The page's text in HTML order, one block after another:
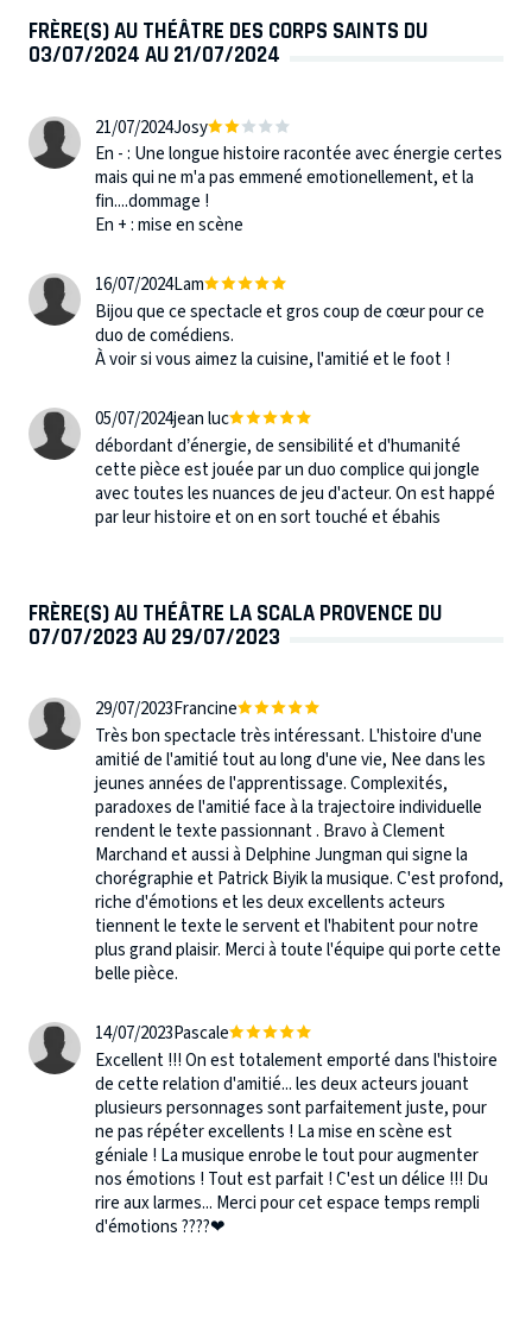
FRÈRE(S) AU THÉÂTRE DES CORPS SAINTS DU
03/07/2024 AU 21/07/2024
21/07/2024Josy
En - : Une longue histoire racontée avec énergie certes
mais qui ne m'a pas emmené emotionellement, et la
fin....dommage !
En + : mise en scène
16/07/2024Lam
Bijou que ce spectacle et gros coup de cœur pour ce
duo de comédiens.
À voir si vous aimez la cuisine, l'amitié et le foot !
05/07/2024jean luc
débordant d’énergie, de sensibilité et d'humanité
cette pièce est jouée par un duo complice qui jongle
avec toutes les nuances de jeu d'acteur. On est happé
par leur histoire et on en sort touché et ébahis
FRÈRE(S) AU THÉÂTRE LA SCALA PROVENCE DU
07/07/2023 AU 29/07/2023
29/07/2023Francine
Très bon spectacle très intéressant. L'histoire d'une
amitié de l'amitié tout au long d'une vie, Nee dans les
jeunes années de l'apprentissage. Complexités,
paradoxes de l'amitié face à la trajectoire individuelle
rendent le texte passionnant . Bravo à Clement
Marchand et aussi à Delphine Jungman qui signe la
chorégraphie et Patrick Biyik la musique. C'est profond,
riche d'émotions et les deux excellents acteurs
tiennent le texte le servent et l'habitent pour notre
plus grand plaisir. Merci à toute l'équipe qui porte cette
belle pièce.
14/07/2023Pascale
Excellent !!! On est totalement emporté dans l'histoire
de cette relation d'amitié... les deux acteurs jouant
plusieurs personnages sont parfaitement juste, pour
ne pas répéter excellents ! La mise en scène est
géniale ! La musique enrobe le tout pour augmenter
nos émotions ! Tout est parfait ! C'est un délice !!! Du
rire aux larmes... Merci pour cet espace temps rempli
d'émotions ????❤